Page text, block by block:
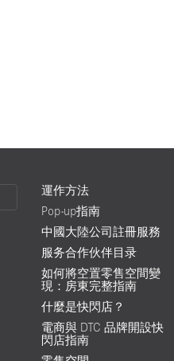
運作方法
Pop-up指南
中國大陸公司註冊服務
服务合作伙伴目录
如何將空置零售空間變
現：房東完整指南
什麼是快閃店？
電商與 DTC 品牌開設快
閃店指南